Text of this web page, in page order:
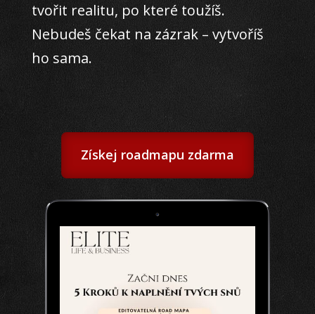
tvořit realitu, po které toužíš.
Nebudeš čekat na zázrak – vytvoříš
ho sama.
Získej roadmapu zdarma